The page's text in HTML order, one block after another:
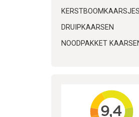
KERSTBOOMKAARSJES
DRUIPKAARSEN
NOODPAKKET